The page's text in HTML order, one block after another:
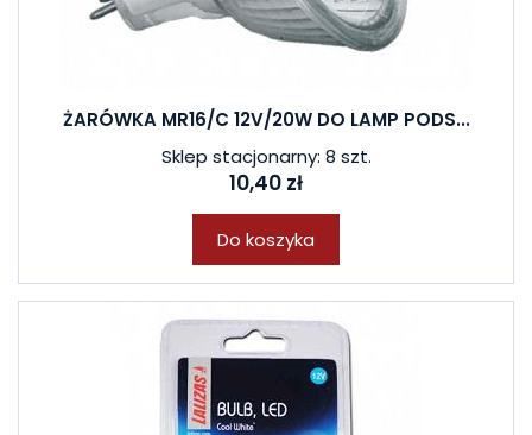
ŻARÓWKA MR16/C 12V/20W DO LAMP PODS...
Sklep stacjonarny: 8 szt.
10,40 zł
Do koszyka